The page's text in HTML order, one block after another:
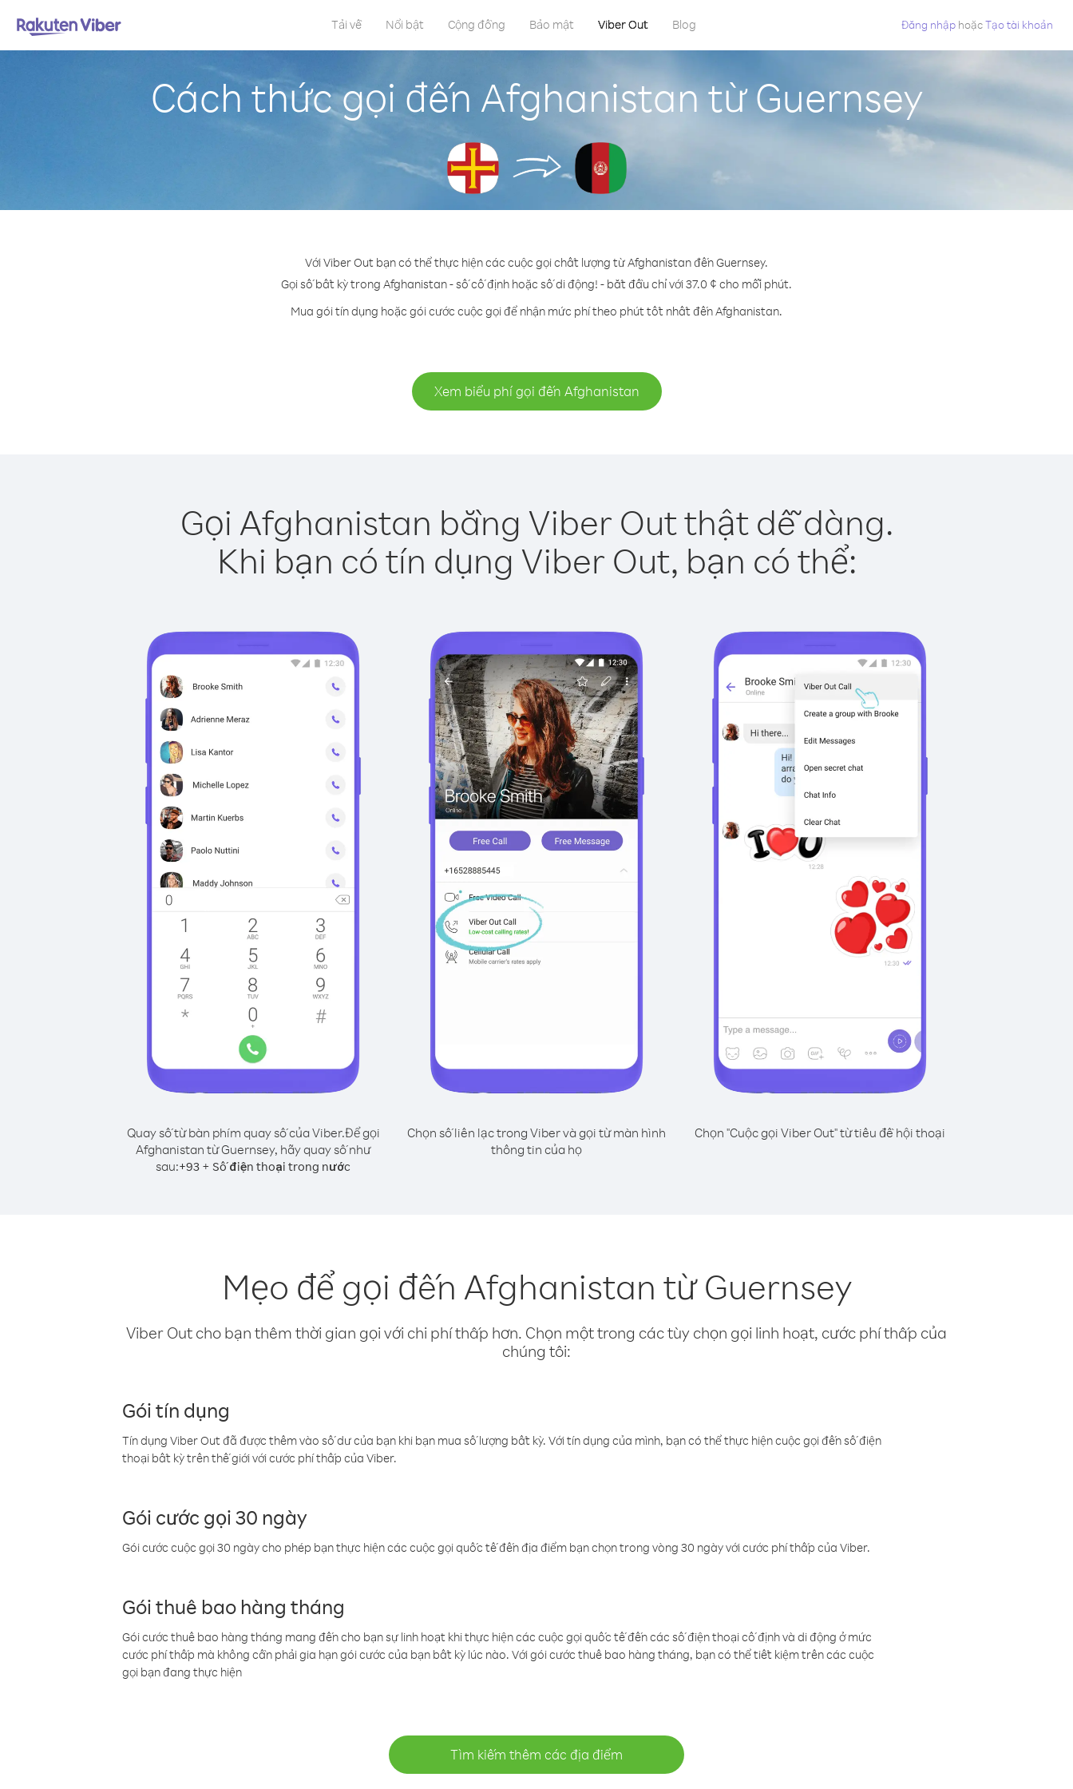
Tải về Nổi bật Cộng đồng Bảo mật Viber Out Blog Đăng nhập hoặcTạo tài khoản
Cách thức gọi đến Afghanistan từ Guernsey
Với Viber Out bạn có thể thực hiện các cuộc gọi chất lượng từ Afghanistan đến Guernsey.
Gọi số bất kỳ trong Afghanistan - số cố định hoặc số di động! - bắt đầu chỉ với 37.0 ¢ cho mỗi phút.
Mua gói tín dụng hoặc gói cước cuộc gọi để nhận mức phí theo phút tốt nhất đến Afghanistan.
Xem biểu phí gọi đến Afghanistan
Gọi Afghanistan bằng Viber Out thật dễ dàng.
Khi bạn có tín dụng Viber Out, bạn có thể:
Quay số từ bàn phím quay số của Viber.Để gọi
Afghanistan từ Guernsey, hãy quay số như
sau:+93 + Số điện thoại trong nước
Chọn số liên lạc trong Viber và gọi từ màn hình
thông tin của họ
Chọn "Cuộc gọi Viber Out" từ tiêu đề hội thoại
Mẹo để gọi đến Afghanistan từ Guernsey
Viber Out cho bạn thêm thời gian gọi với chi phí thấp hơn. Chọn một trong các tùy chọn gọi linh hoạt, cước phí thấp của
chúng tôi:
Gói tín dụng
Tín dụng Viber Out đã được thêm vào số dư của bạn khi bạn mua số lượng bất kỳ. Với tín dụng của mình, bạn có thể thực hiện cuộc gọi đến số điện
thoại bất kỳ trên thế giới với cước phí thấp của Viber.
Gói cước gọi 30 ngày
Gói cước cuộc gọi 30 ngày cho phép bạn thực hiện các cuộc gọi quốc tế đến địa điểm bạn chọn trong vòng 30 ngày với cước phí thấp của Viber.
Gói thuê bao hàng tháng
Gói cước thuê bao hàng tháng mang đến cho bạn sự linh hoạt khi thực hiện các cuộc gọi quốc tế đến các số điện thoại cố định và di động ở mức
cước phí thấp mà không cần phải gia hạn gói cước của bạn bất kỳ lúc nào. Với gói cước thuê bao hàng tháng, bạn có thể tiết kiệm trên các cuộc
gọi bạn đang thực hiện
Tìm kiếm thêm các địa điểm